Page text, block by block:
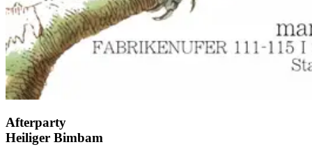
Afterparty
Heiliger Bimbam